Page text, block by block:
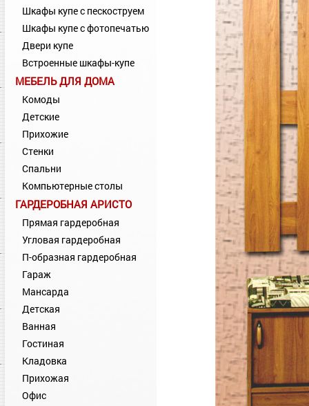
Шкафы купе с пескоструем
Шкафы купе с фотопечатью
Двери купе
Встроенные шкафы-купе
МЕБЕЛЬ ДЛЯ ДОМА
Комоды
Детские
Прихожие
Стенки
Спальни
Компьютерные столы
ГАРДЕРОБНАЯ АРИСТО
Прямая гардеробная
Угловая гардеробная
П-образная гардеробная
Гараж
Мансарда
Детская
Ванная
Гостиная
Кладовка
Прихожая
Офис